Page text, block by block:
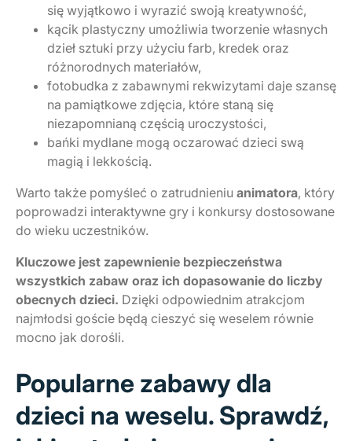
się wyjątkowo i wyrazić swoją kreatywność,
kącik plastyczny umożliwia tworzenie własnych
dzieł sztuki przy użyciu farb, kredek oraz
różnorodnych materiałów,
fotobudka z zabawnymi rekwizytami daje szansę
na pamiątkowe zdjęcia, które staną się
niezapomnianą częścią uroczystości,
bańki mydlane mogą oczarować dzieci swą
magią i lekkością.
Warto także pomyśleć o zatrudnieniu animatora, który
poprowadzi interaktywne gry i konkursy dostosowane
do wieku uczestników.
Kluczowe jest zapewnienie bezpieczeństwa
wszystkich zabaw oraz ich dopasowanie do liczby
obecnych dzieci. Dzięki odpowiednim atrakcjom
najmłodsi goście będą cieszyć się weselem równie
mocno jak dorośli.
Popularne zabawy dla
dzieci na weselu. Sprawdź,